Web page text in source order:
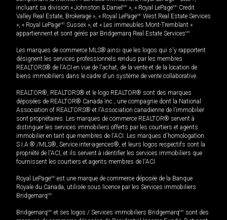
incluant sa division « Johnston & Daniel MD », « Royal LePageMD Credit
Valley Real Estate, Brokerage », « Royal LePageMD West Real Estate Services
», « Royal LePageMD Sussex », et « Les immeubles Mont-Tremblant »
appartiennent et sont gérés par Bridgemarq Real Estate ServicesMD.
Les marques de commerce MLS® ainsi que les logos qui s'y rapportent
désignent les services professionnels rendus par les membres
REALTORS® de l'ACI en vue de l'achat, de la vente et de la location de
biens immobiliers dans le cadre d'un système de vente collaborative.
REALTOR®, REALTORS® et le logo REALTOR® sont des marques
déposées de REALTOR® Canada Inc., une compagnie dont la National
Association of REALTORS® et l'Association canadienne de l’immobilier
sont propriétaires. Les marques de commerce REALTOR® servent à
distinguer les services immobiliers offerts par les courtiers et agents
immobilier en tant que membres de l'ACI. Les marques d'homologation
S.I.A.® /MLS®, Service inter-agences®, et leurs logos respectifs sont la
propriété de l'ACI, et ils servent à identifier les services immobiliers que
fournissent les courtiers et agents membres de l'ACI.
Royal LePageMD est une marque de commerce déposée de la Banque
Royale du Canada, utilisée sous licence par les Services immobiliers
BridgemarqMD.
BridgemarqMD et ses logos / Services immobiliers BridgemarqMD sont des